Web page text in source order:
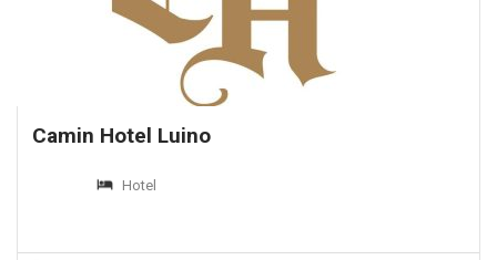
Camin Hotel Luino
Hotel